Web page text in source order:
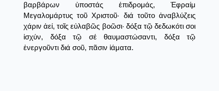
βαρβάρων ὑποστάς ἐπιδρομάς, Ἐφραίμ
Μεγαλομάρτυς τοῦ Χριστοῦ· διά τοῦτο ἀναβλύζεις
χάριν ἀεί, τοῖς εὐλαβῶς βοῶσι· δόξα τῷ δεδωκότι σοι
ἰσχύν, δόξα τῷ σέ θαυμαστώσαντι, δόξα τῷ
ἐνεργοῦντι διά σοῦ, πᾶσιν ἰάματα.